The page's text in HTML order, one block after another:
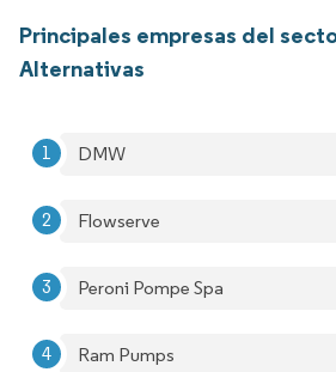
Principales empresas del
Alternativas
DMW
Flowserve
Peroni Pompe Spa
Ram Pumps